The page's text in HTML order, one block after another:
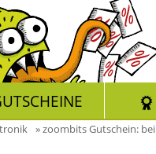
»zoombits Gutschein: